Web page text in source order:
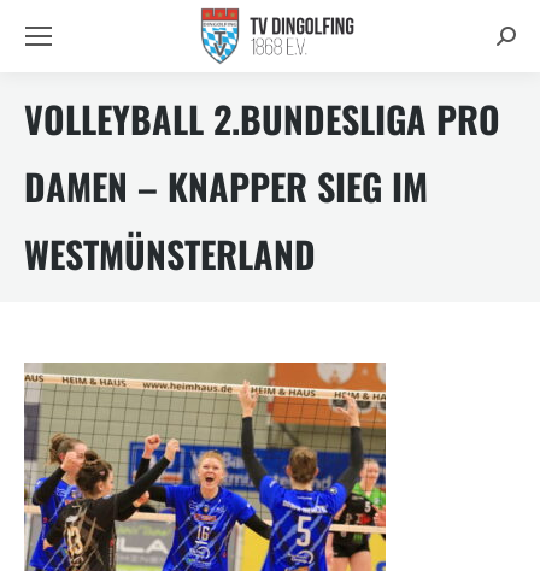
VOLLEYBALL 2.BUNDESLIGA PRO
DAMEN – KNAPPER SIEG IM
WESTMÜNSTERLAND